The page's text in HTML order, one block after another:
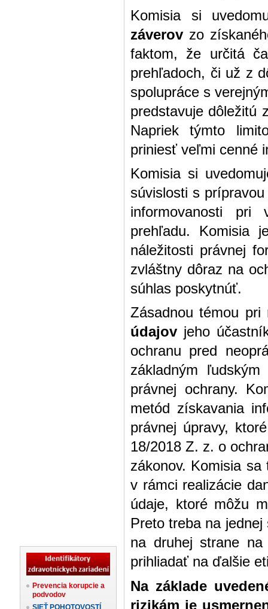
Prevencia korupcie a
podvodov
SIEŤ POHOTOVOSTÍ
Komisia si
záverov zo
faktom, že určitá
prehľadoch, či už z
spolupráce s
predstavuje dôležitú
Napriek týmto
priniesť veľmi cenné
Komisia si
súvislosti s
informovanosti pri
prehľadu. Komisia
náležitosti právnej
zvláštny dôraz na
súhlas poskytnúť.
Zásadnou témou
údajov jeho
ochranu pred
základným
právnej ochrany.
metód získavania
právnej úpravy,
18/2018 Z. z. o
zákonov. Komisia
v rámci realizácie
údaje, ktoré môžu
Preto treba na
na druhej strane
prihliadať na ďalšie
Na základe
rizikám je